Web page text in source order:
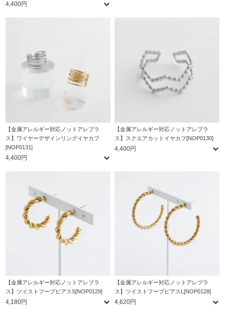
4,400円
【金属アレルギー対応ノットアレプラ
ス】ワイヤーデザインリングイヤカフ
[NOP0131]
4,400円
【金属アレルギー対応ノットアレプラ
ス】スクエアカットイヤカフ[NOP0130]
4,400円
【金属アレルギー対応ノットアレプラ
ス】ツイストフープピアスS[NOP0129]
4,180円
【金属アレルギー対応ノットアレプラ
ス】ツイストフープピアスL[NOP0128]
4,620円